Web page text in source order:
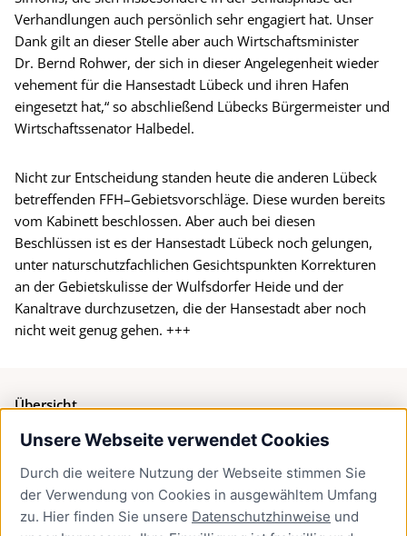
Unsere Webseite verwendet Cookies
Durch die weitere Nutzung der Webseite stimmen Sie
der Verwendung von Cookies in ausgewähltem Umfang
zu. Hier finden Sie unsere Datenschutzhinweise und
Verhandlungen auch persönlich sehr engagiert hat. Unser
Dank gilt an dieser Stelle aber auch Wirtschaftsminister
Dr. Bernd Rohwer, der sich in dieser Angelegenheit wieder
vehement für die Hansestadt Lübeck und ihren Hafen
eingesetzt hat,“ so abschließend Lübecks Bürgermeister und
Wirtschaftssenator Halbedel.
Nicht zur Entscheidung standen heute die anderen Lübeck
betreffenden FFH–Gebietsvorschläge. Diese wurden bereits
vom Kabinett beschlossen. Aber auch bei diesen
Beschlüssen ist es der Hansestadt Lübeck noch gelungen,
unter naturschutzfachlichen Gesichtspunkten Korrekturen
an der Gebietskulisse der Wulfsdorfer Heide und der
Kanaltrave durchzusetzen, die der Hansestadt aber noch
nicht weit genug gehen. +++
Übersicht
Bürgerservice
Presse
Newsletter Lübeck:kompakt